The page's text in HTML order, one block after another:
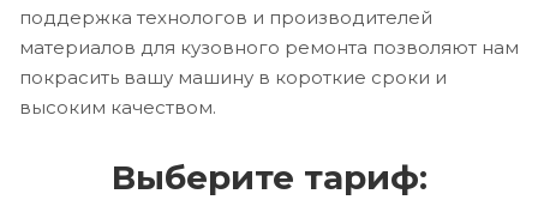
поддержка технологов и производителей
материалов для кузовного ремонта позволяют нам
покрасить вашу машину в короткие сроки и
высоким качеством.
Выберите тариф: